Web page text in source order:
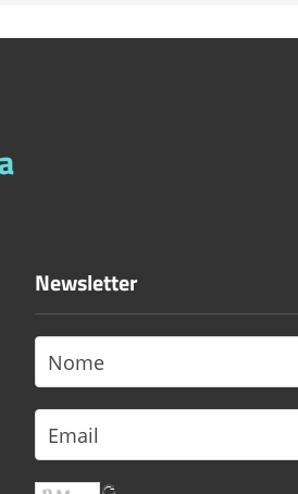
Newsletter